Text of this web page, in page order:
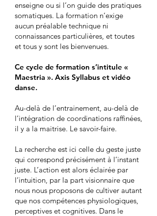
enseigne ou si l’on guide des pratiques
somatiques. La formation n’exige
aucun préalable technique ni
connaissances particulières, et toutes
et tous y sont les bienvenues.
Ce cycle de formation s’intitule «
Maestria ». Axis Syllabus et vidéo
danse.
Au-delà de l’entrainement, au-delà de
l’intégration de coordinations raffinées,
il y a la maitrise. Le savoir-faire.
La recherche est ici celle du geste juste
qui correspond précisément à l’instant
juste. L’action est alors éclairée par
l’intuition, par la part visionnaire que
nous nous proposons de cultiver autant
que nos compétences physiologiques,
perceptives et cognitives. Dans le